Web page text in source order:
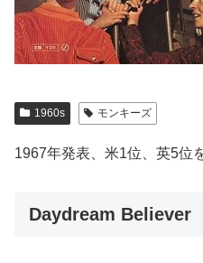
1960s モンキーズ
1967年発表、米1位、英5位
Daydream Believer